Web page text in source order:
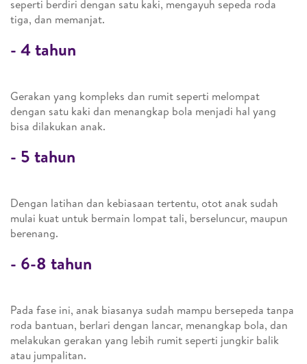
seperti berdiri dengan satu kaki, mengayuh sepeda roda
tiga, dan memanjat.
- 4 tahun
Gerakan yang kompleks dan rumit seperti melompat
dengan satu kaki dan menangkap bola menjadi hal yang
bisa dilakukan anak.
- 5 tahun
Dengan latihan dan kebiasaan tertentu, otot anak sudah
mulai kuat untuk bermain lompat tali, berseluncur, maupun
berenang.
- 6-8 tahun
Pada fase ini, anak biasanya sudah mampu bersepeda tanpa
roda bantuan, berlari dengan lancar, menangkap bola, dan
melakukan gerakan yang lebih rumit seperti jungkir balik
atau jumpalitan.